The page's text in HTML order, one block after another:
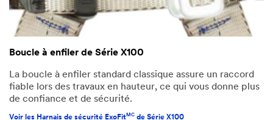
Boucle à enfiler de Série X100
La boucle à enfiler standard classique assure un raccord
fiable lors des travaux en hauteur, ce qui vous donne plus
de confiance et de sécurité.
Voir les Harnais de sécurité ExoFit MC de Série X100